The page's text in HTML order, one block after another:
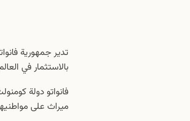
تدير جمهورية
بالاستثمار في
فانواتو دولة
ميراث على